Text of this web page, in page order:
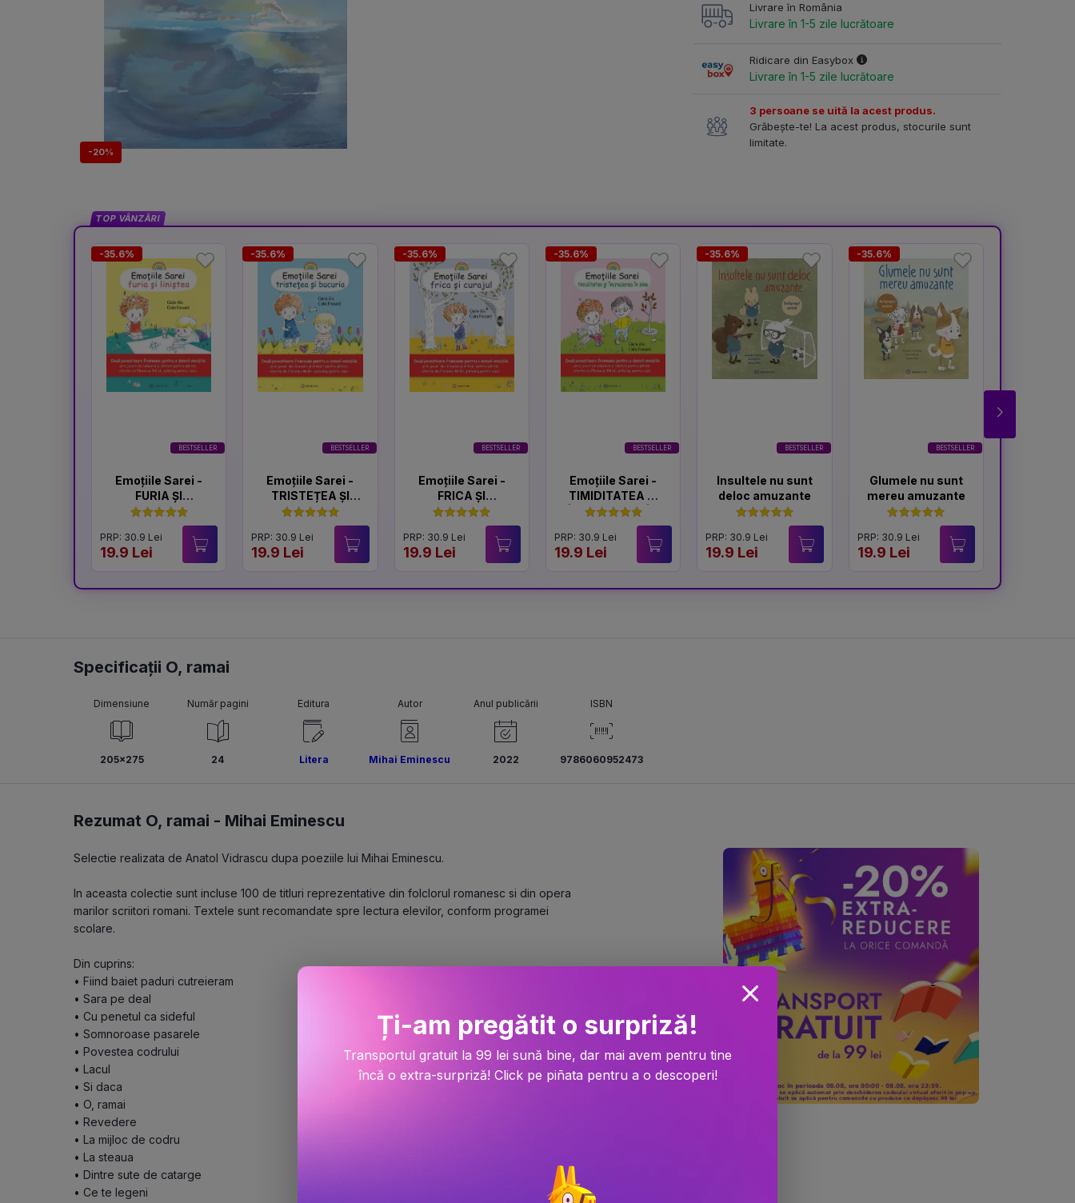
-20%
Livrare în România
Livrare în 1-5 zile lucrătoare
Ridicare din Easybox
Livrare în 1-5 zile lucrătoare
3 persoane se uită la acest produs.
Grăbește-te! La acest produs, stocurile sunt
limitate.
TOP VÂNZĂRI
BESTSELLER
-35.6%
Emoțiile Sarei -
FURIA ȘI
LINIȘTEA
PRP: 30.9 Lei
19.9 Lei
BESTSELLER
-35.6%
Emoțiile Sarei -
TRISTEȚEA ȘI
BUCURIA
PRP: 30.9 Lei
19.9 Lei
BESTSELLER
-35.6%
Emoțiile Sarei -
FRICA ȘI
CURAJUL
PRP: 30.9 Lei
19.9 Lei
BESTSELLER
-35.6%
Emoțiile Sarei -
TIMIDITATEA ȘI
ÎNCREDEREA ÎN
PRP: 30.9 Lei
19.9 Lei
BESTSELLER
-35.6%
Insultele nu sunt
deloc amuzante
PRP: 30.9 Lei
19.9 Lei
BESTSELLER
-35.6%
Glumele nu sunt
mereu amuzante
PRP: 30.9 Lei
19.9 Lei
Specificații O, ramai
Dimensiune
205x275
Număr pagini
24
Editura
Litera
Autor
Mihai Eminescu
Anul publicării
2022
ISBN
9786060952473
Rezumat O, ramai - Mihai Eminescu
Selectie realizata de Anatol Vidrascu dupa poeziile lui Mihai Eminescu.
In aceasta colectie sunt incluse 100 de titluri reprezentative din folclorul romanesc si din opera
marilor scriitori romani. Textele sunt recomandate spre lectura elevilor, conform programei
scolare.
Din cuprins:
• Fiind baiet paduri cutreieram
• Sara pe deal
• Cu penetul ca sideful
• Somnoroase pasarele
• Povestea codrului
• Lacul
• Si daca
• O, ramai
• Revedere
• La mijloc de codru
• La steaua
• Dintre sute de catarge
• Ce te legeni
Ți-am pregătit o surpriză!
Transportul gratuit la 99 lei sună bine, dar mai avem pentru tine
încă o extra-surpriză! Click pe piñata pentru a o descoperi!